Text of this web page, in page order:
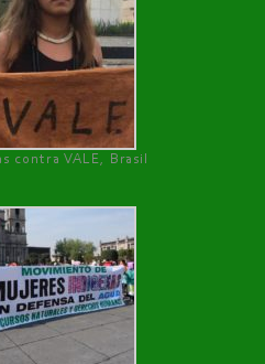
contra VALE, Brasil